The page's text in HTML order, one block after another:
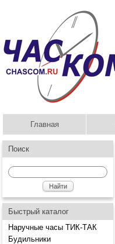
Главная
Поиск
Быстрый каталог
Наручные часы ТИК-ТАК
Будильники